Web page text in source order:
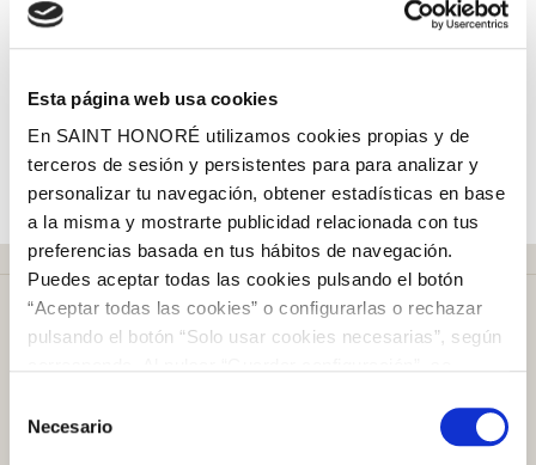
Esta página web usa cookies
En SAINT HONORÉ utilizamos cookies propias y de
terceros de sesión y persistentes para para analizar y
personalizar tu navegación, obtener estadísticas en base
a la misma y mostrarte publicidad relacionada con tus
preferencias basada en tus hábitos de navegación.
Puedes aceptar todas las cookies pulsando el botón
“Aceptar todas las cookies” o configurarlas o rechazar
pulsando el botón “Solo usar cookies necesarias”, según
no has seleccionado ninguna opción, pulsar este botón
equivaldrá a rechazar todas las cookies. Si deseas
Necesario
Crear una cuenta tiene muchos beneficios: Pago más rápido,
más.
Crear una cuenta